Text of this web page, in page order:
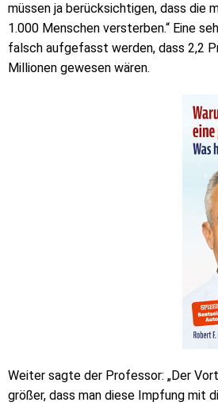
müssen ja berücksichtigen, dass die
1.000 Menschen versterben.“ Eine
falsch aufgefasst werden, dass 2,2
Millionen gewesen wären.
Weiter sagte der Professor: „Der
größer, dass man diese Impfung mit